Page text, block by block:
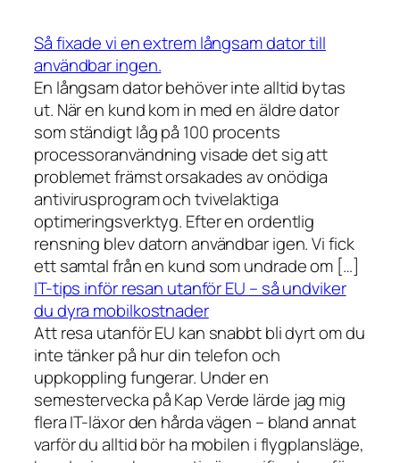
Så fixade vi en extrem långsam dator till
användbar ingen.
En långsam dator behöver inte alltid bytas
ut. När en kund kom in med en äldre dator
som ständigt låg på 100 procents
processoranvändning visade det sig att
problemet främst orsakades av onödiga
antivirusprogram och tvivelaktiga
optimeringsverktyg. Efter en ordentlig
rensning blev datorn användbar igen. Vi fick
ett samtal från en kund som undrade om […]
IT-tips inför resan utanför EU – så undviker
du dyra mobilkostnader
Att resa utanför EU kan snabbt bli dyrt om du
inte tänker på hur din telefon och
uppkoppling fungerar. Under en
semestervecka på Kap Verde lärde jag mig
flera IT-läxor den hårda vägen – bland annat
varför du alltid bör ha mobilen i flygplansläge,